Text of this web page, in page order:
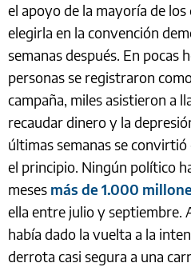
el apoyo de la mayoría de
elegirla en la convención
semanas después. En pocas
personas se registraron
campaña, miles asistieron a
recaudar dinero y la
últimas semanas se
el principio. Ningún político
meses más de 1.000
ella entre julio y septiembre.
había dado la vuelta a la
derrota casi segura a una